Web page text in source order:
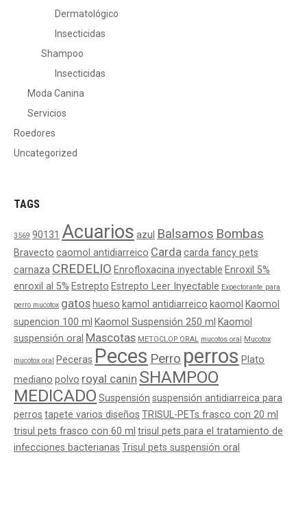
Dermatológico
Insecticidas
Shampoo
Insecticidas
Moda Canina
Servicios
Roedores
Uncategorized
TAGS
3569 90131 Acuarios azul Balsamos Bombas
Bravecto caomol antidiarreico Cardacarda fancy pets
carnaza CREDELIO Enrofloxacina inyectable Enroxil 5%
enroxil al 5% Estrepto Estrepto Leer Inyectable Expectorante para
perro mucotox gatos hueso kamol antidiarreico kaomol Kaomol
supencion 100 ml Kaomol Suspensión 250 ml Kaomol
suspensión oral Mascotas METOCLOP ORAL mucotos oral Mucotox
mucotox oral Peceras Peces Perro perros Plato
mediano polvo royal canin SHAMPOO
MEDICADO Suspensión suspensión antidiarreica para
perros tapete varios diseños TRISUL-PETs frasco con 20 ml
trisul pets frasco con 60 ml trisul pets para el tratamiento de
infecciones bacterianas Trisul pets suspensión oral